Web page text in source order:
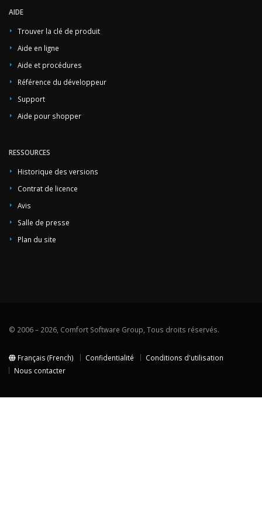
AIDE
Trouver la clé de produit
Aide en ligne
Aide et procédures
Référence du développeur
Support
Aide pour shopper
RESSOURCES
Historique des versions
Contrat de licence
Avis
Salle de presse
Plan du site
© 2006 – 2026, Comfort Software Group, Tous droits réservés.
Français (French) Confidentialité
Conditions d'utilisation
Nous contacter